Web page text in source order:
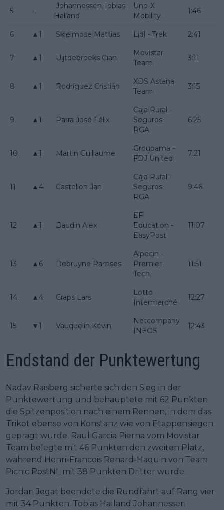
5 -
Johannessen Tobias
Halland
Uno-X
Mobility
1:46
6 ▲1 Skjelmose Mattias Lidl - Trek 2:41
7 ▲1 Uijtdebroeks Cian
Movistar
Team
3:11
8 ▲1 Rodríguez Cristián
XDS Astana
Team
3:15
9 ▲1 Parra José Félix
Caja Rural -
Seguros
RGA
6:25
10 ▲1 Martin Guillaume
Groupama -
FDJ United
7:21
11 ▲4 Castellon Jan
Caja Rural -
Seguros
RGA
9:46
12 ▲1 Baudin Alex
EF
Education -
EasyPost
11:07
13 ▲6 Debruyne Ramses
Alpecin -
Premier
Tech
11:51
14 ▲4 Craps Lars
Lotto
Intermarché
12:27
15 ▼1 Vauquelin Kévin
Netcompany
INEOS
12:43
Endstand der Punktewertung
Nadav Raisberg sicherte sich den Sieg in der
Punktewertung und behauptete mit 62 Punkten
die Spitzenposition nach einem Rennen, in dem das
Trikot ebenso von Konstanz wie von Etappensiegen
geprägt wurde. Raul Garcia Pierna vom Movistar
Team belegte mit 46 Punkten den zweiten Platz,
während Henri-Francois Renard-Haquin von Team
Picnic PostNL mit 38 Punkten Dritter wurde.
Jordan Jegat beendete die Rundfahrt auf Rang vier
mit 34 Punkten. Tobias Halland Johannessen